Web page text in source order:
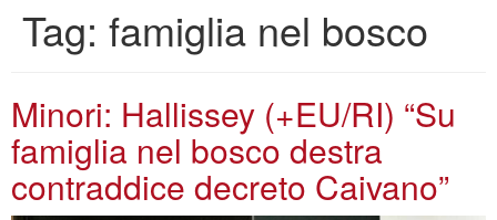
Tag: famiglia nel bosco
Minori: Hallissey (+EU/RI) “Su
famiglia nel bosco destra
contraddice decreto Caivano”